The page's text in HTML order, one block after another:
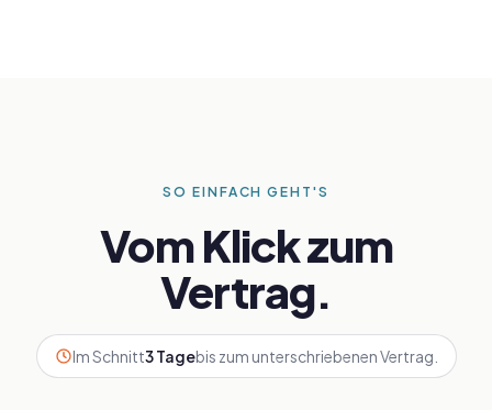
SO EINFACH GEHT'S
Vom Klick zum
Vertrag.
Im Schnitt3 Tagebis zum unterschriebenen Vertrag.